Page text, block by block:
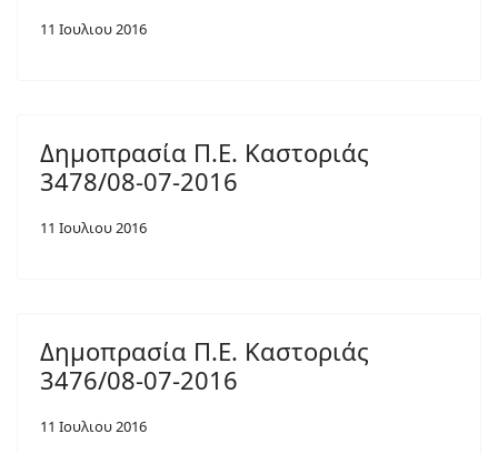
11 Ιουλιου 2016
Δημοπρασία Π.Ε. Καστοριάς
3478/08-07-2016
11 Ιουλιου 2016
Δημοπρασία Π.Ε. Καστοριάς
3476/08-07-2016
11 Ιουλιου 2016